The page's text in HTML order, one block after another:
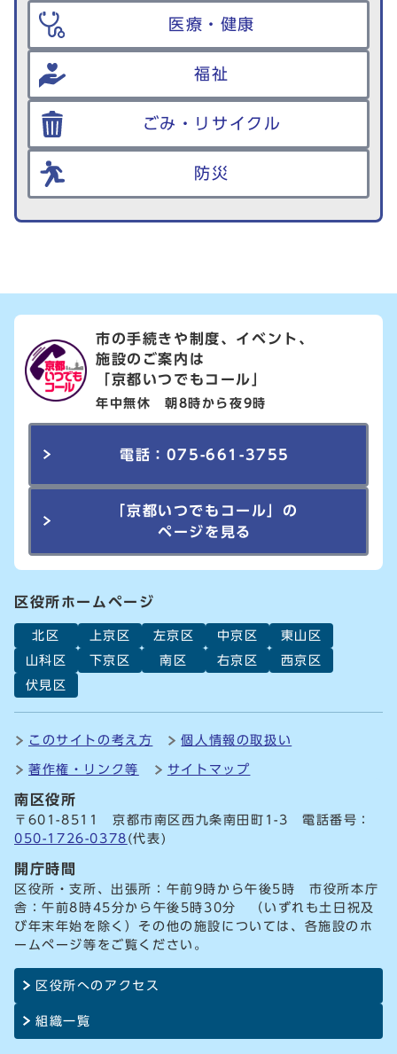
医療・健康
福祉
ごみ・リサイクル
防災
市の手続きや制度、イベント、
施設のご案内は
「京都いつでもコール」
年中無休 朝8時から夜9時
電話：075-661-3755
「京都いつでもコール」の
ページを見る
区役所ホームページ
北区 上京区 左京区 中京区
東山区
山科区
下京区 南区 右京区
西京区
伏見区
このサイトの考え方 個人情報の取扱い
著作権・リンク等 サイトマップ
南区役所
〒601-8511 京都市南区西九条南田町1-3 電話番号：
050-1726-0378 (代表)
開庁時間
区役所・支所、出張所：午前9時から午後5時 市役所本庁
舎：午前8時45分から午後5時30分 （いずれも土日祝及
び年末年始を除く）その他の施設については、各施設のホ
ームページ等をご覧ください。
区役所へのアクセス
組織一覧